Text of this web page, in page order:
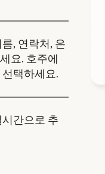
, 연락처, 은
요. 호주에
택하세요.
간으로 추